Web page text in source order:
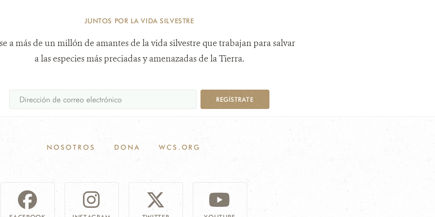
JUNTOS POR LA VIDA SILVESTRE
a más de un millón de amantes de la vida silvestre que trabajan para salvar
a las especies más preciadas y amenazadas de la Tierra.
REGÍSTRATE
NOSOTROS DONA WCS.ORG